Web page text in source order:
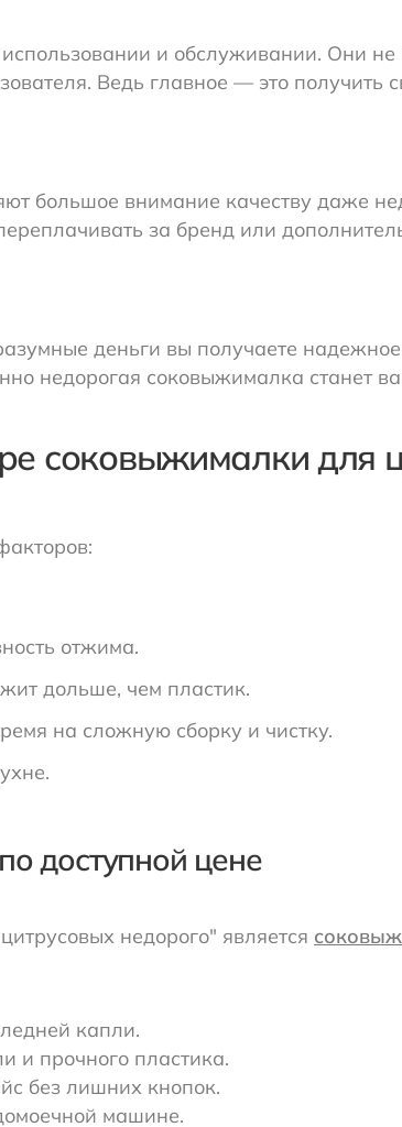
и обслуживании. Они
Ведь главное — это
большое внимание качеству даже
за бренд или
деньги вы получаете
недорогая соковыжималка станет
соковыжималки для
отжима.
дольше, чем пластик.
на сложную сборку и чистку.
доступной цене
недорого" является
капли.
и прочного пластика.
без лишних кнопок.
машине.